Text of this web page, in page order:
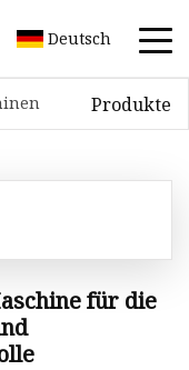
Deutsch
Produkte
für die